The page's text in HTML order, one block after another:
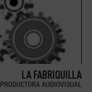
LA FABRIQUILLA
PRODUCTORA AUDIOVISUAL